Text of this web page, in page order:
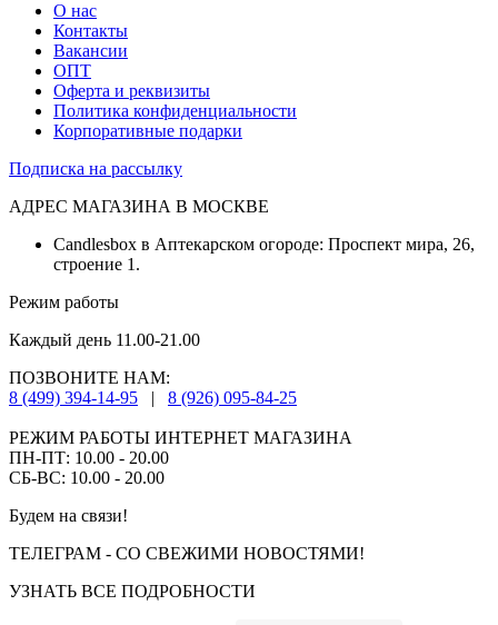
О нас
Контакты
Вакансии
ОПТ
Оферта и реквизиты
Политика конфиденциальности
Корпоративные подарки
Подписка на рассылку
АДРЕС МАГАЗИНА В МОСКВЕ
Candlesbox в Аптекарском огороде: Проспект мира, 26,
строение 1.
Режим работы
Каждый день 11.00-21.00
ПОЗВОНИТЕ НАМ:
8 (499) 394-14-95
| 8 (926) 095-84-25
РЕЖИМ РАБОТЫ ИНТЕРНЕТ МАГАЗИНА
ПН-ПТ: 10.00 - 20.00
СБ-ВС: 10.00 - 20.00
Будем на связи!
ТЕЛЕГРАМ - СО СВЕЖИМИ НОВОСТЯМИ!
УЗНАТЬ ВСЕ ПОДРОБНОСТИ